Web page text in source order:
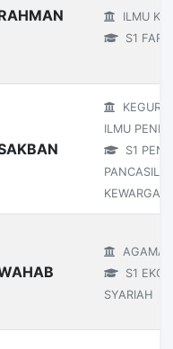
ILMU
S1
ILMU
S1
PANCASILA
AGAMA
S1
SYARIAH